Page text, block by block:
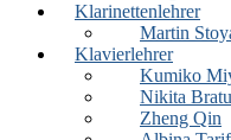
Klarinettenlehrer
Martin
Klavierlehrer
Kumiko
Nikita
Zheng Qin